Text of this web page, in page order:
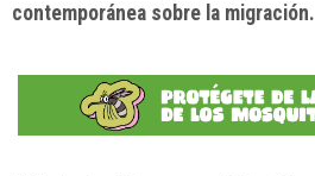
contemporánea sobre la migración.